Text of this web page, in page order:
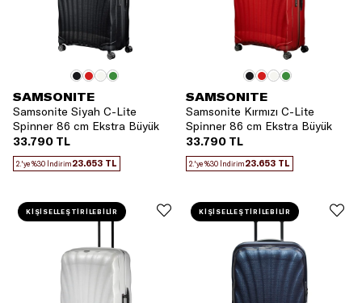
SAMSONITE
Samsonite Siyah C-Lite
Spinner 86 cm Ekstra Büyük
Boy Valiz
33.790 TL
2.'ye %30 İndirim23.653 TL
SAMSONITE
Samsonite Kırmızı C-Lite
Spinner 86 cm Ekstra Büyük
Boy Valiz
33.790 TL
2.'ye %30 İndirim23.653 TL
KİŞİSELLEŞTİRİLEBİLİR KİŞİSELLEŞTİRİLEBİLİR